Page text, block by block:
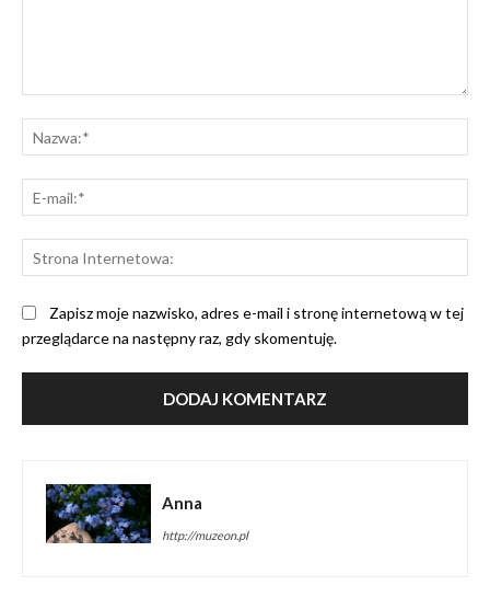
Zapisz moje nazwisko, adres e-mail i stronę internetową w tej
przeglądarce na następny raz, gdy skomentuję.
Anna
http://muzeon.pl